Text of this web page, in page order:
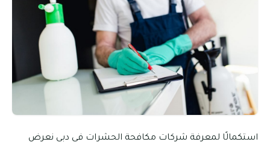
استكمالًا لمعرفة شركات مكافحة الحشرات في دبي نعرض